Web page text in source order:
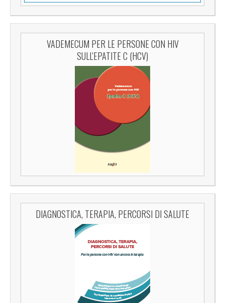
VADEMECUM PER LE PERSONE CON HIV
SULL'EPATITE C (HCV)
DIAGNOSTICA, TERAPIA, PERCORSI DI SALUTE